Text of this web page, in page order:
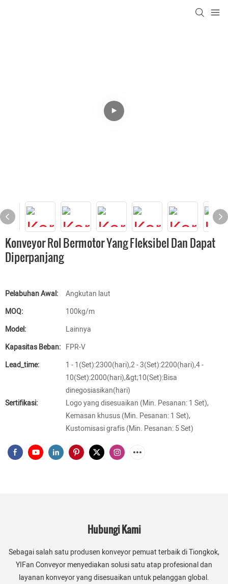
Konveyor Rol Bermotor Yang Fleksibel Dan Dapat
Diperpanjang
Pelabuhan Awal:
Angkutan laut
MOQ:
100kg/m
Model:
Lainnya
Kapasitas Beban: FPR-V
Lead_time:
1 - 1(Set):2300(hari),2 - 3(Set):2200(hari),4 -
10(Set):2000(hari),&gt;10(Set):Bisa
dinegosiasikan(hari)
Sertifikasi:
Logo yang disesuaikan (Min. Pesanan: 1 Set),
Kemasan khusus (Min. Pesanan: 1 Set),
Kustomisasi grafis (Min. Pesanan: 5 Set)
Hubungi Kami
Sebagai salah satu produsen konveyor pemuat terbaik di Tiongkok,
YIFan Conveyor menyediakan solusi satu atap profesional dan
layanan konveyor yang disesuaikan untuk pelanggan global.